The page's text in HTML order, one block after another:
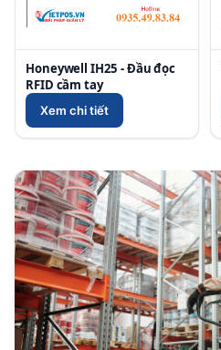
Honeywell IH25 - Đầu đọc
RFID cầm tay
Xem chi tiết